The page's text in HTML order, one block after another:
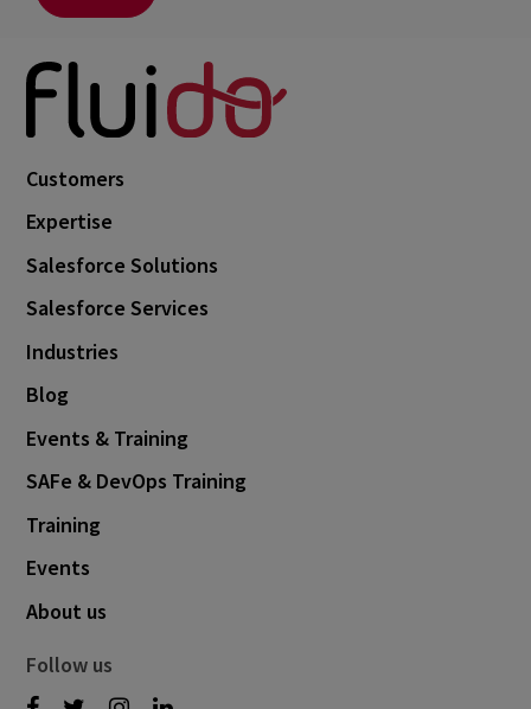
Customers
Expertise
Salesforce Solutions
Salesforce Services
Industries
Blog
Events & Training
SAFe & DevOps Training
Training
Events
About us
Follow us